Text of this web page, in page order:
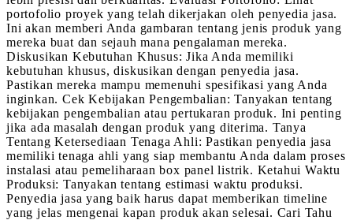
portofolio proyek yang telah dikerjakan oleh penyedia jasa.
Ini akan memberi Anda gambaran tentang jenis produk yang
mereka buat dan sejauh mana pengalaman mereka.
Diskusikan Kebutuhan Khusus: Jika Anda memiliki
kebutuhan khusus, diskusikan dengan penyedia jasa.
Pastikan mereka mampu memenuhi spesifikasi yang Anda
inginkan. Cek Kebijakan Pengembalian: Tanyakan tentang
kebijakan pengembalian atau pertukaran produk. Ini penting
jika ada masalah dengan produk yang diterima. Tanya
Tentang Ketersediaan Tenaga Ahli: Pastikan penyedia jasa
memiliki tenaga ahli yang siap membantu Anda dalam proses
instalasi atau pemeliharaan box panel listrik. Ketahui Waktu
Produksi: Tanyakan tentang estimasi waktu produksi.
Penyedia jasa yang baik harus dapat memberikan timeline
yang jelas mengenai kapan produk akan selesai. Cari Tahu